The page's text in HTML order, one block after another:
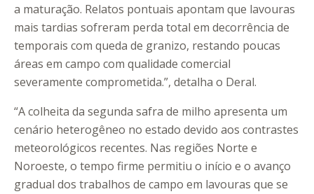
a maturação. Relatos pontuais apontam que lavouras
mais tardias sofreram perda total em decorrência de
temporais com queda de granizo, restando poucas
áreas em campo com qualidade comercial
severamente comprometida.”, detalha o Deral.
“A colheita da segunda safra de milho apresenta um
cenário heterogêneo no estado devido aos contrastes
meteorológicos recentes. Nas regiões Norte e
Noroeste, o tempo firme permitiu o início e o avanço
gradual dos trabalhos de campo em lavouras que se